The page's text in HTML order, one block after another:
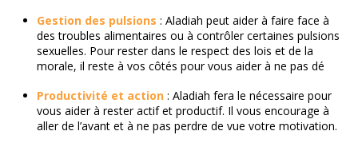
Gestion des pulsions : Aladiah peut aider à faire face à
des troubles alimentaires ou à contrôler certaines pulsions
sexuelles. Pour rester dans le respect des lois et de la
morale, il reste à vos côtés pour vous aider à ne pas dé
Productivité et action : Aladiah fera le nécessaire pour
vous aider à rester actif et productif. Il vous encourage à
aller de l’avant et à ne pas perdre de vue votre motivation.